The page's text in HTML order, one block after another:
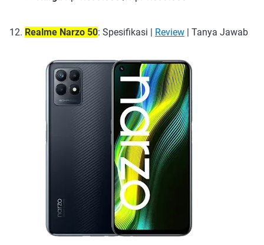
Realme Narzo 50: Spesifikasi | Review | Tanya Jawab